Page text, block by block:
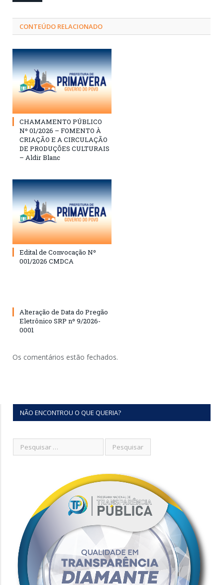
CONTEÚDO RELACIONADO
CHAMAMENTO PÚBLICO
Nº 01/2026 – FOMENTO À
CRIAÇÃO E A CIRCULAÇÃO
DE PRODUÇÕES CULTURAIS
– Aldir Blanc
Edital de Convocação Nº
001/2026 CMDCA
Alteração de Data do Pregão
Eletrônico SRP nº 9/2026-
0001
Os comentários estão fechados.
NÃO ENCONTROU O QUE QUERIA?